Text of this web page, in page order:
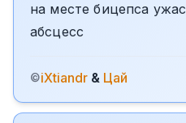
на месте бицепса
абсцесс
©iXtiandr & Цай